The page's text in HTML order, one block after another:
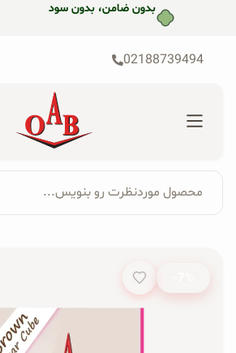
بدون ضامن، بدون سود
02188739494
جستجو...
فروشگاه
محصول موردنظرت رو بنویس...